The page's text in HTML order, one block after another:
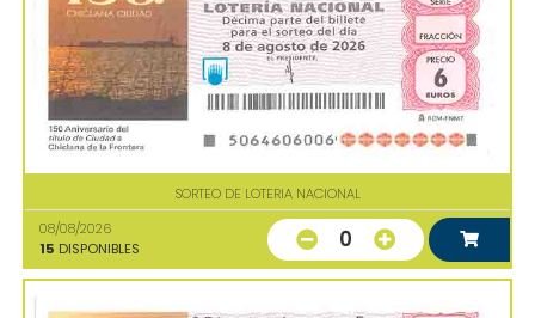
SORTEO DE LOTERIA NACIONAL
08/08/2026
15 DISPONIBLES 0